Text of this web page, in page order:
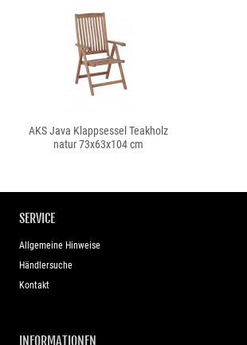
AKS Java Klappsessel Teakholz
natur 73x63x104 cm
SERVICE
Allgemeine Hinweise
Händlersuche
Kontakt
INFORMATIONEN